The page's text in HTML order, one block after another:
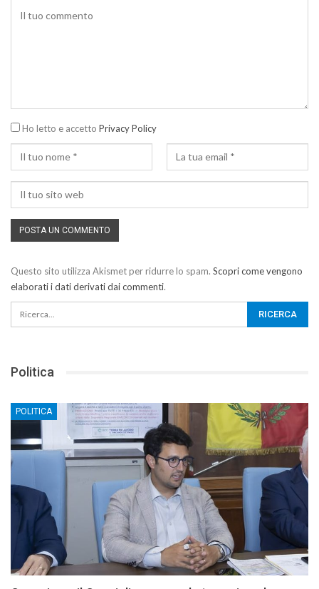
Ho letto e accetto Privacy Policy
Questo sito utilizza Akismet per ridurre lo spam. Scopri come vengono
elaborati i dati derivati dai commenti.
Politica
POLITICA